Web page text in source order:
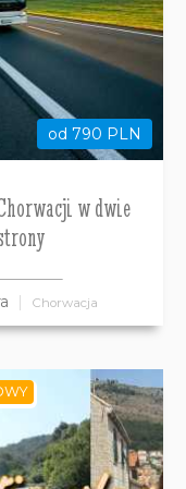
od 790 PLN
w dwie
Chorwacja